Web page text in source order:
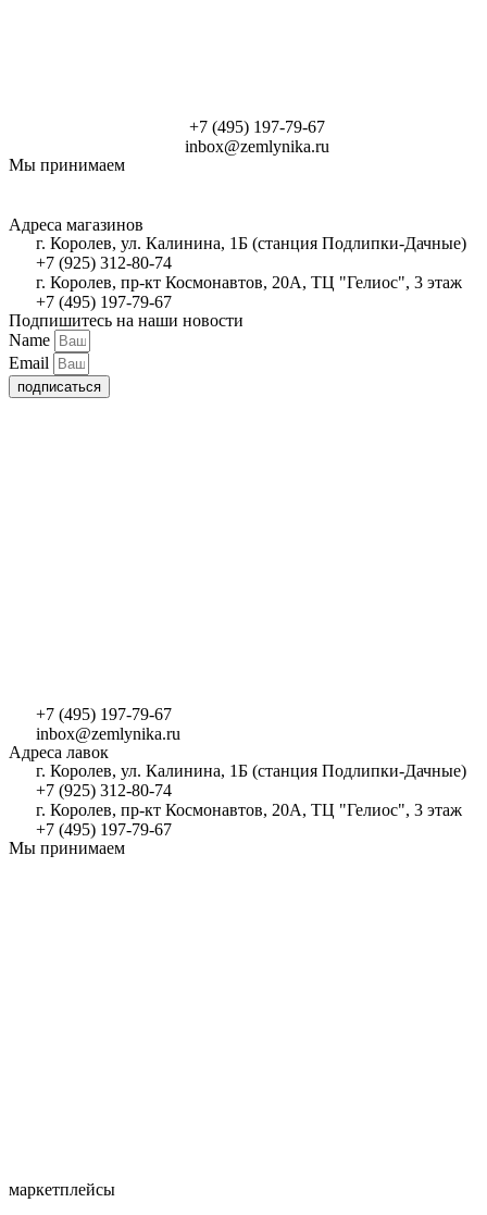
+7 (495) 197-79-67
inbox@zemlynika.ru
Мы принимаем
Адреса магазинов
г. Королев, ул. Калинина, 1Б (станция Подлипки-Дачные)
+7 (925) 312-80-74
г. Королев, пр-кт Космонавтов, 20А, ТЦ "Гелиос", 3 этаж
+7 (495) 197-79-67
Подпишитесь на наши новости
Name
Email
подписаться
+7 (495) 197-79-67
inbox@zemlynika.ru
Адреса лавок
г. Королев, ул. Калинина, 1Б (станция Подлипки-Дачные)
+7 (925) 312-80-74
г. Королев, пр-кт Космонавтов, 20А, ТЦ "Гелиос", 3 этаж
+7 (495) 197-79-67
Мы принимаем
маркетплейсы